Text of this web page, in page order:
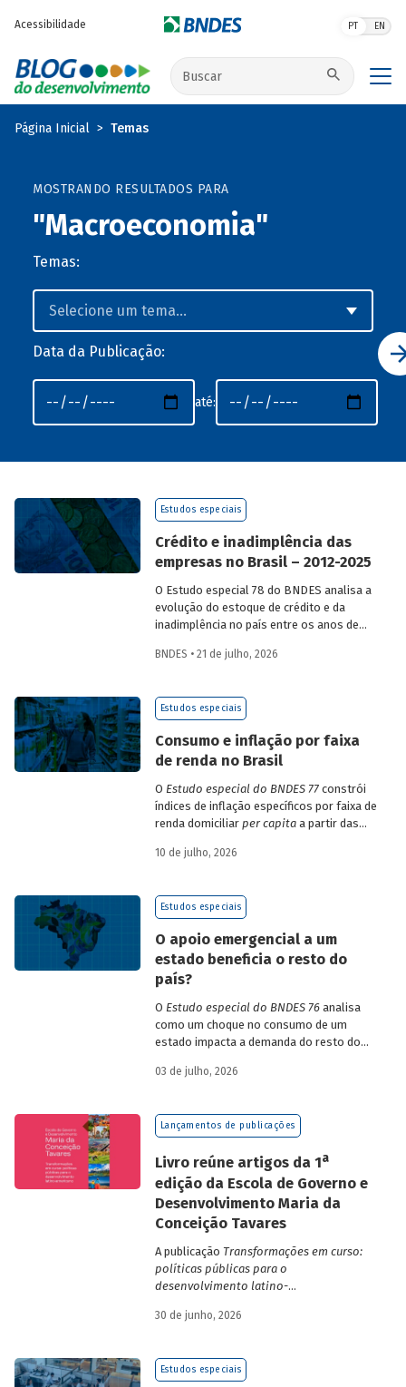
Acessibilidade PT EN
Buscar no site
Página Inicial Temas
MOSTRANDO RESULTADOS PARA
"Macroeconomia"
Temas:
Data da Publicação:
até:
Estudos especiais
Crédito e inadimplência das
empresas no Brasil – 2012-2025
O Estudo especial 78 do BNDES analisa a
evolução do estoque de crédito e da
inadimplência no país entre os anos de
analíticos complementares: o porte da
econômica.
BNDES • 21 de julho, 2026
Estudos especiais
Consumo e inflação por faixa
de renda no Brasil
O Estudo especial do BNDES 77constrói
índices de inflação específicos por faixa de
renda domiciliar per capitaa partir das
associadas às variações de preços dos
ainda os microdados da Pnad Contínua
para analisar a evolução da renda dos
10 de julho, 2026
Estudos especiais
O apoio emergencial a um
estado beneficia o resto do
país?
O Estudo especial do BNDES 76analisa
como um choque no consumo de um
estado impacta a demanda do resto do
Grande do Sul.
03 de julho, 2026
Lançamentos de publicações
Livro reúne artigos da 1a
edição da Escola de Governo e
Desenvolvimento Maria da
Conceição Tavares
A publicação Transformações em curso:
políticas públicas para o
desenvolvimento latino-
da Escola de Governo e Desenvolvimento
30 de junho, 2026
Estudos especiais